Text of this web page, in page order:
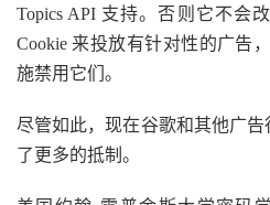
Topics API 支持。否则它不会
Cookie 来投放有针对性的广告
施禁用它们。
尽管如此，现在谷歌和其他广
了更多的抵制。